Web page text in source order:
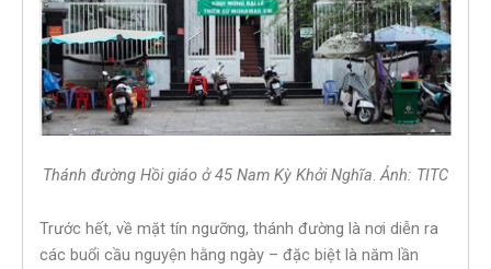
Thánh đường Hồi giáo ở 45 Nam Kỳ Khởi Nghĩa Ảnh: TITC
Trước hết, về mặt tín ngưỡng, thánh đường là nơi diễn ra
các buổi cầu nguyện hằng ngày – đặc biệt là năm lần